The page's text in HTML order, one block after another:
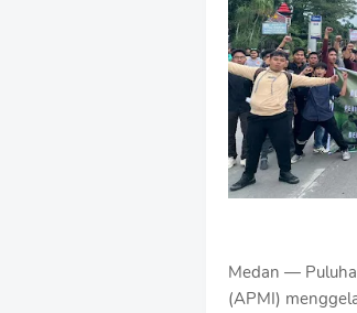
Medan —
(APMI)